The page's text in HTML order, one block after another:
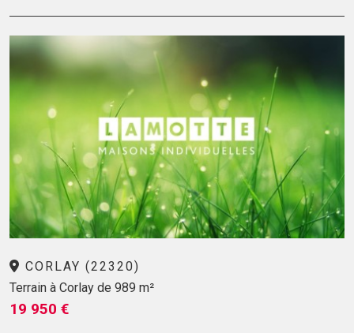
CORLAY (22320)
Terrain à Corlay de 989 m²
19 950 €